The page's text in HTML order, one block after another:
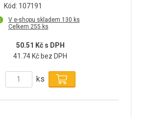
Kód: 107191
V e-shopu skladem 130 ks
Celkem 255 ks
50.51 Kč s DPH
41.74 Kč bez DPH
ks